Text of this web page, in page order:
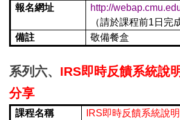
報名網址
http://
（請於課程前1日完
備註
敬備餐盒
系列六、 IRS即時反饋系統說
分享
課程名稱 IRS即時反饋系統說